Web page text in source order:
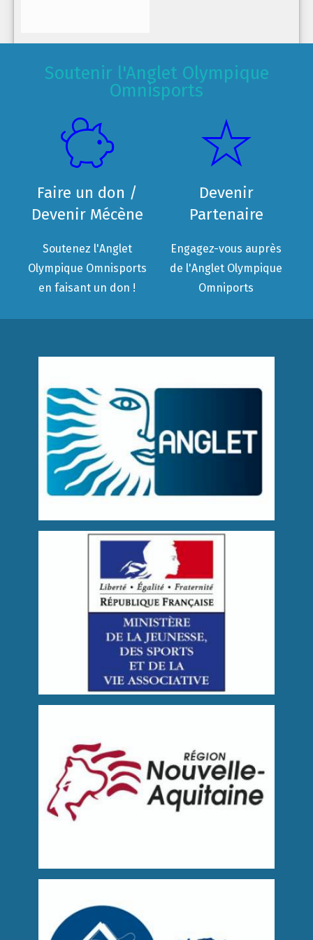
Soutenir l'Anglet Olympique
Omnisports
Faire un don /
Devenir Mécène
Soutenez l'Anglet
Olympique Omnisports
en faisant un don !
Devenir
Partenaire
Engagez-vous auprès
de l'Anglet Olympique
Omniports